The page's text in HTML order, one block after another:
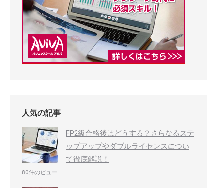
人気の記事
FP2級合格後はどうする？さらなるステ
ップアップやダブルライセンスについ
て徹底解説！
80件のビュー